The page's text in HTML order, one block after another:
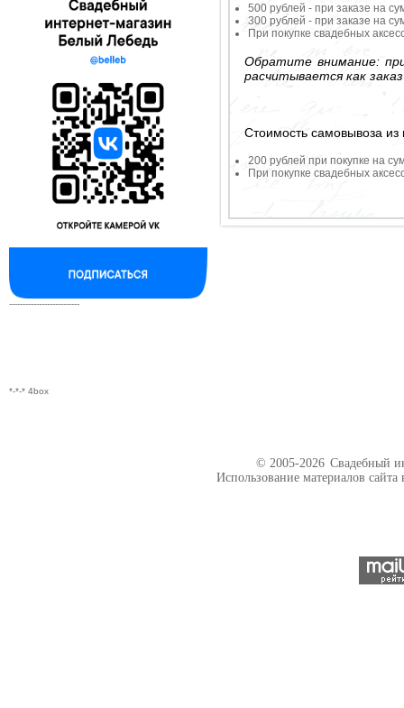
--------------------------
*-*-* 4box
500 рублей - при заказе на
300 рублей - при заказе на
При покупке свадебных
Обратите внимание:
расчитывается как
Стоимость самовывоза из
200 рублей при покупке на
При покупке свадебных
© 2005-2026 Свадебный
Использование материалов